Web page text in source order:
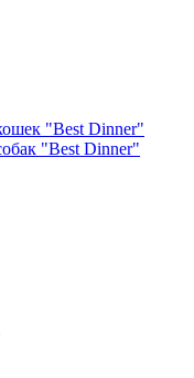
"Best Dinner"
"Best Dinner"